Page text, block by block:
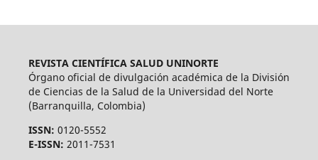
REVISTA CIENTÍFICA SALUD UNINORTE
Órgano oficial de divulgación académica de la División
de Ciencias de la Salud de la Universidad del Norte
(Barranquilla, Colombia)
ISSN: 0120-5552
E-ISSN: 2011-7531